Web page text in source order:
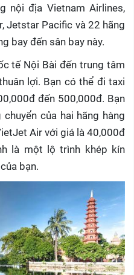
nội địa Vietnam Airlines,
Jetstar Pacific và 22 hãng
bay đến sân bay này.
tế Nội Bài đến trung tâm
lợi. Bạn có thể đi taxi
đến 500,000đ. Bạn
của hai hãng hàng
Air với giá là 40,000đ
là một lộ trình khép kín
bạn.